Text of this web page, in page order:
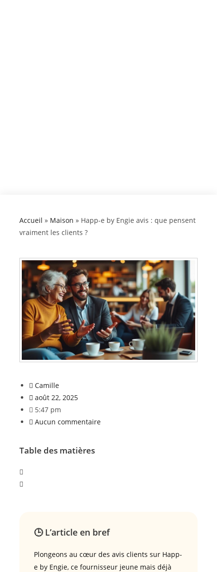
Accueil » Maison » Happ-e by Engie avis : que pensent
vraiment les clients ?
Camille
août 22, 2025
5:47 pm
Aucun commentaire
Table des matières
🕒 L’article en bref
Plongeons au cœur des avis clients sur Happ-
e by Engie, ce fournisseur jeune mais déjà